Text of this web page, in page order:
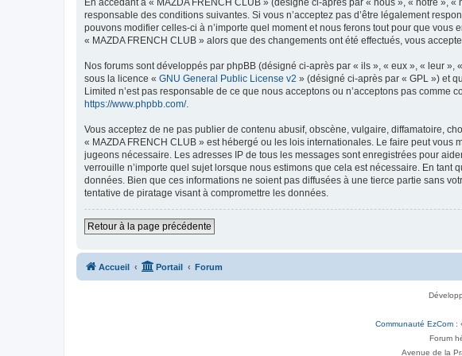
En accédant à « MAZDA FRENCH CLUB » (désigné ci-après par « nous », « notre »,
responsable des conditions suivantes. Si vous n’acceptez pas d’être légalement
pouvons modifier celles-ci à n’importe quel moment et nous ferons tout pour que
« MAZDA FRENCH CLUB » alors que des changements ont été effectués, vous
Nos forums sont développés par phpBB (désigné ci-après par « ils », « eux », « leur
sous la licence « GNU General Public License v2 » (désigné ci-après par « GPL ») et
Limited n’est pas responsable de ce que nous acceptons ou n’acceptons pas
https://www.phpbb.com/.
Vous acceptez de ne pas publier de contenu abusif, obscène, vulgaire, diffamatoire,
« MAZDA FRENCH CLUB » est hébergé ou les lois internationales. Le faire peut
jugeons nécessaire. Les adresses IP de tous les messages sont enregistrées pour
verrouille n’importe quel sujet lorsque nous estimons que cela est nécessaire. En
données. Bien que ces informations ne soient pas diffusées à une tierce partie sans
tentative de piratage visant à compromettre les données.
Retour à la page précédente
Accueil Portail Forum
Communauté EzCom :
Forum
Avenue de la